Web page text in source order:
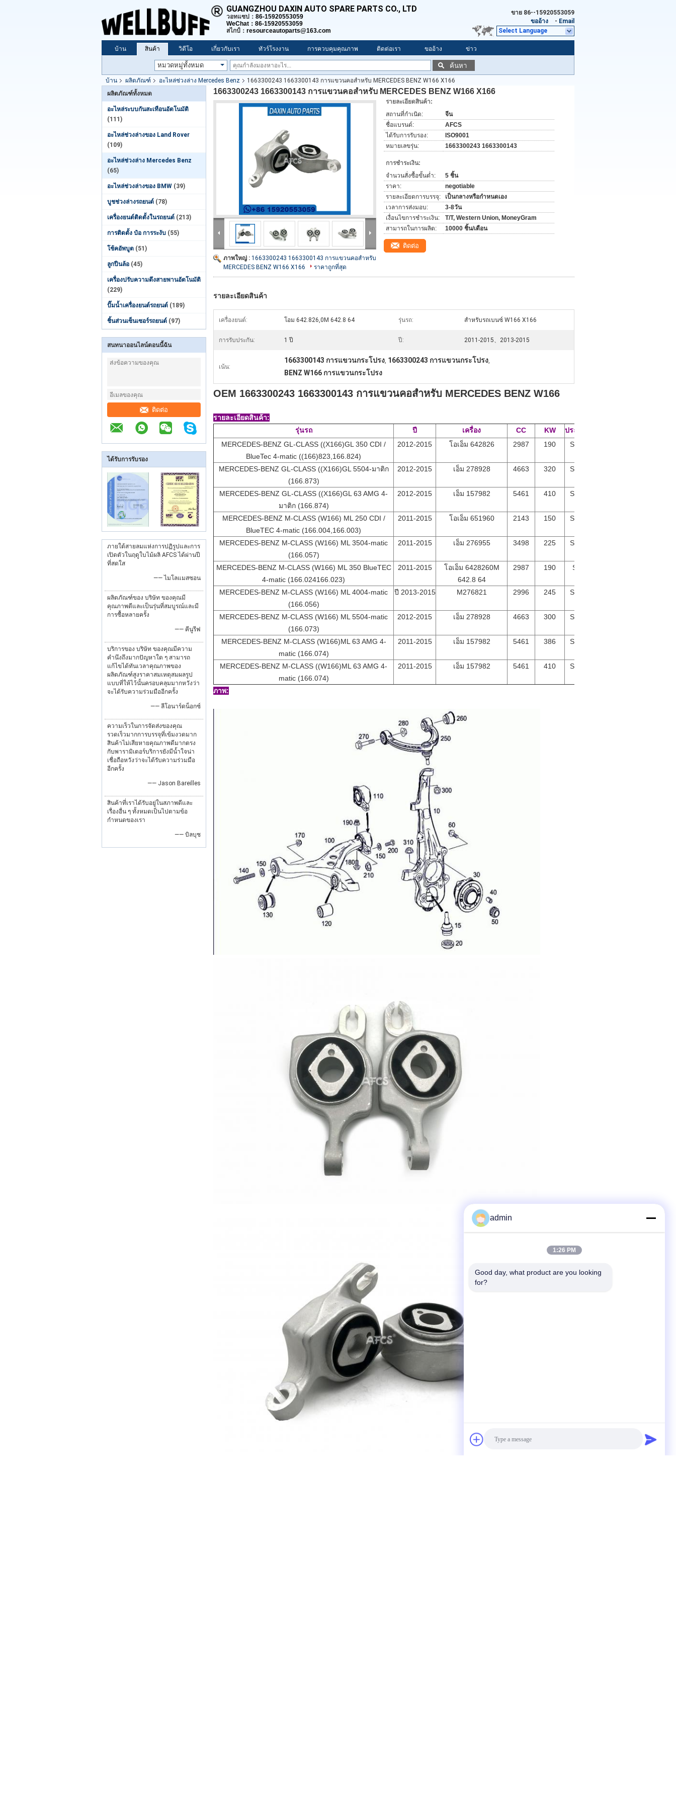
GUANGZHOU DAXIN AUTO SPARE PARTS CO., LTD
วอทแซป： 86-15920553059
WeChat：86-15920553059
สไกป์： resourceautoparts@163.com
ขาย 86--15920553059
ขออ้าง
- Email
Select Language
บ้าน สินค้า วิดีโอ เกี่ยวกับเรา ทัวร์โรงงาน การควบคุมคุณภาพ ติดต่อเรา ขออ้าง ข่าว
ค้นหา
บ้าน ผลิตภัณฑ์ อะไหล่ช่วงล่าง Mercedes Benz
1663300243 1663300143 การแขวนคอสําหรับ MERCEDES BENZ W166 X166
ผลิตภัณฑ์ทั้งหมด
อะไหล่ระบบกันสะเทือนอัตโนมัติ
(111)
อะไหล่ช่วงล่างของ Land Rover
(109)
อะไหล่ช่วงล่าง Mercedes Benz
(65)
อะไหล่ช่วงล่างของ BMW (39)
บูชช่วงล่างรถยนต์ (78)
เครื่องยนต์ติดตั้งในรถยนต์ (213)
การติดตั้ง ป๋อ การระงับ (55)
โช้คอัพบูต (51)
ลูกปืนล้อ (45)
เครื่องปรับความตึงสายพานอัตโนมัติ
(229)
ปั๊มน้ำเครื่องยนต์รถยนต์ (189)
ชิ้นส่วนเซ็นเซอร์รถยนต์ (97)
สนทนาออนไลน์ตอนนี้ฉัน
ติดต่อ
ได้รับการรับรอง
ภายใต้สายลมแห่งการปฏิรูปและการ
เปิดตัวในฤดูใบไม้ผลิ AFCS ได้ผ่านปี
ที่สดใส
—— ไมโลแมสซอน
ผลิตภัณฑ์ของ บริษัท ของคุณมี
คุณภาพดีและเป็นรุ่นที่สมบูรณ์และมี
การซื้อหลายครั้ง
—— คีนูรีฟ
บริการของ บริษัท ของคุณมีความ
คำนึงถึงมากปัญหาใด ๆ สามารถ
แก้ไขได้ทันเวลาคุณภาพของ
ผลิตภัณฑ์สูงราคาสมเหตุสมผลรูป
แบบที่ให้ไว้นั้นครอบคลุมมากหวังว่า
จะได้รับความร่วมมืออีกครั้ง
—— ลีโอนาร์ดน็อกซ์
ความเร็วในการจัดส่งของคุณ
รวดเร็วมากการบรรจุที่เข้มงวดมาก
สินค้าไม่เสียหายคุณภาพดีมากตรง
กับพารามิเตอร์บริการยังมีน้ำใจน่า
เชื่อถือหวังว่าจะได้รับความร่วมมือ
อีกครั้ง
—— Jason Bareilles
สินค้าที่เราได้รับอยู่ในสภาพดีและ
เรื่องอื่น ๆ ทั้งหมดเป็นไปตามข้อ
กำหนดของเรา
—— บิลบุช
1663300243 1663300143 การแขวนคอสําหรับ MERCEDES BENZ W166 X166
ภาพใหญ่ : 1663300243 1663300143 การแขวนคอสําหรับ
MERCEDES BENZ W166 X166
ราคาถูกที่สุด
รายละเอียดสินค้า:
สถานที่กำเนิด:
จีน
ชื่อแบรนด์:
AFCS
ได้รับการรับรอง:
ISO9001
หมายเลขรุ่น:
1663300243 1663300143
การชำระเงิน:
จำนวนสั่งซื้อขั้นต่ำ:
5 ชิ้น
ราคา:
negotiable
รายละเอียดการบรรจุ:
เป็นกลางหรือกำหนดเอง
เวลาการส่งมอบ:
3-8วัน
เงื่อนไขการชำระเงิน:
T/T, Western Union, MoneyGram
สามารถในการผลิต:
10000 ชิ้น/เดือน
ติดต่อ
รายละเอียดสินค้า
เครื่องยนต์: โอม 642.826,0M 642.8 64 รุ่นรถ: สำหรับรถเบนซ์ W166 X166
การรับประกัน: 1 ปี ปี: 2011-2015、2013-2015
เน้น:
1663300143 การแขวนกระโปรง, 1663300243 การแขวนกระโปรง,
BENZ W166 การแขวนกระโปรง
OEM 1663300243 1663300143 การแขวนคอสําหรับ MERCEDES BENZ W166
รายละเอียดสินค้า:
รุ่นรถ
ปี เครื่อง CC KW
ประเภท
MERCEDES-BENZ GL-CLASS ((X166)GL 350 CDI /
BlueTec 4-matic ((166)823,166.824)
2012-2015 โอเอ็ม 642826 2987 190 SUV
MERCEDES-BENZ GL-CLASS ((X166)GL 5504-มาติก
(166.873)
2012-2015 เอ็ม 278928 4663 320 SUV
MERCEDES-BENZ GL-CLASS ((X166)GL 63 AMG 4-
มาติก (166.874)
2012-2015 เอ็ม 157982 5461 410 SUV
MERCEDES-BENZ M-CLASS (W166) ML 250 CDI /
BlueTEC 4-matic (166.004,166.003)
2011-2015 โอเอ็ม 651960 2143 150 SUV
MERCEDES-BENZ M-CLASS (W166) ML 3504-matic
(166.057)
2011-2015 เอ็ม 276955 3498 225 SUV
MERCEDES-BENZ M-CLASS (W166) ML 350 BlueTEC
4-matic (166.024166.023)
2011-2015
โอเอ็ม 6428260M
642.8 64
2987 190 SV
MERCEDES-BENZ M-CLASS (W166) ML 4004-matic
(166.056)
ปี 2013-2015 M276821 2996 245 SUV
MERCEDES-BENZ M-CLASS (W166) ML 5504-matic
(166.073)
2012-2015 เอ็ม 278928 4663 300 SUV
MERCEDES-BENZ M-CLASS (W166)ML 63 AMG 4-
matic (166.074)
2011-2015 เอ็ม 157982 5461 386 SUV
MERCEDES-BENZ M-CLASS ((W166)ML 63 AMG 4-
matic (166.074)
2011-2015 เอ็ม 157982 5461 410 SUV
ภาพ:
admin
1:26 PM
Good day, what product are you looking
for?